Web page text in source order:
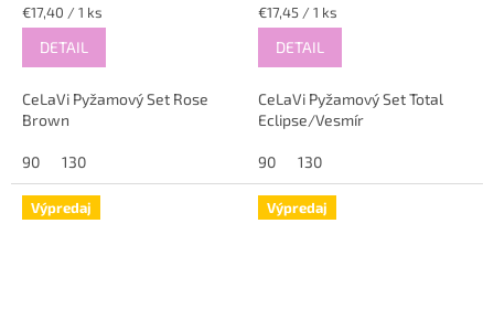
Jednotková
cena:
€17,40 / 1 ks
DETAIL
CeLaVi Pyžamový Set Rose
Brown
90 130
Jednotková
cena:
€17,45 / 1 ks
DETAIL
CeLaVi Pyžamový Set Total
Eclipse/Vesmír
90 130
Výpredaj Výpredaj